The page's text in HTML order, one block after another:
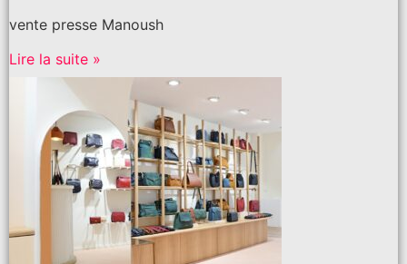
vente presse Manoush
Lire la suite »